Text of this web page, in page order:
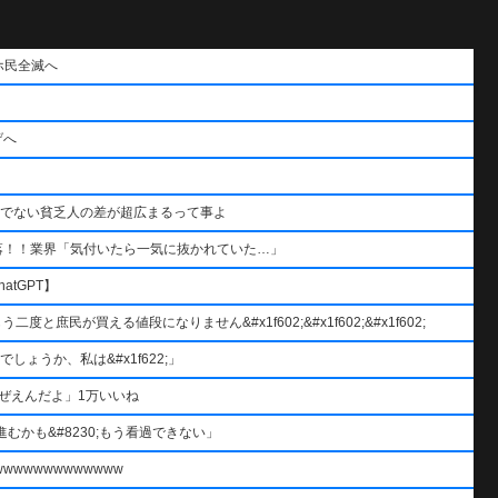
民全滅へ
へ
ない貧乏人の差が超広まるって事よ
！業界「気付いたら一気に抜かれていた…」
】
二度と庶民が買える値段になりません&#x1f602;&#x1f602;&#x1f602;
しょうか、私は&#x1f622;」
えんだよ」1万いいね
かも&#8230;もう看過できない」